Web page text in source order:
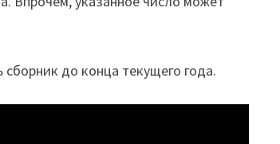
до конца текущего года.